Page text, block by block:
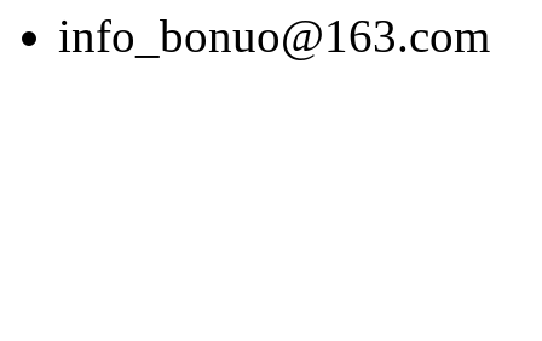
info_bonuo@163.com